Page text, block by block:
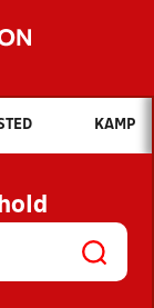
du søge efter?
NYHEDER
OG
KAMP